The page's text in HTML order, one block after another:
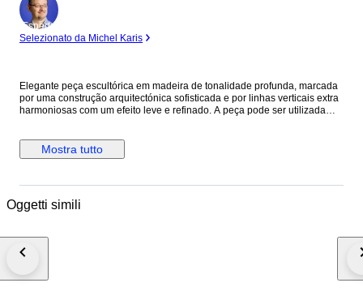
Esperto
Selezionato da Michel Karis
Elegante peça escultórica em madeira de tonalidade profunda, marcada
por uma construção arquitectónica sofisticada e por linhas verticais extra
harmoniosas com um efeito leve e refinado. A peça pode ser utilizada
interiores clássicos, modernistas ou contemporâneos. Trata-se, sem
dúvida, de uma peça de forte identidade estética intemporal. Usada, com
Pedestal modernista em madeira com design escultural. Arte Deco
Mostra tutto
Oggetti simili